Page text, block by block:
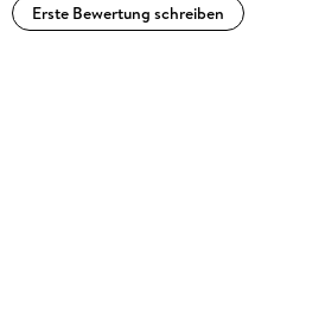
Erste Bewertung schreiben